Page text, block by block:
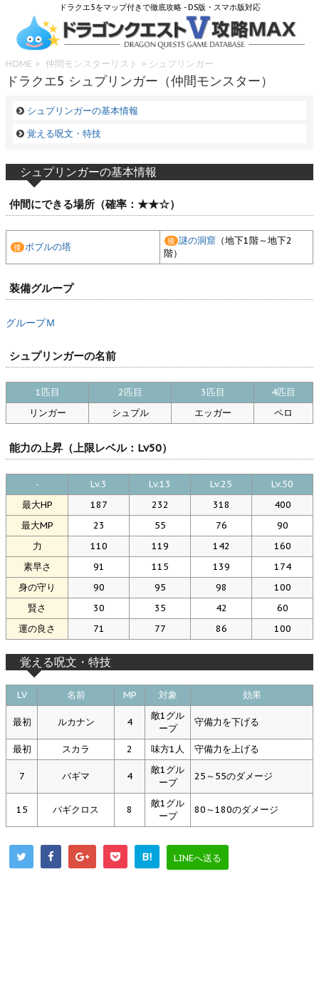
ドラクエ5をマップ付きで徹底攻略 - DS版・スマホ版対応
HOME > 仲間モンスターリスト > シュプリンガー
ドラクエ5 シュプリンガー（仲間モンスター）
シュプリンガーの基本情報
覚える呪文・特技
シュプリンガーの基本情報
仲間にできる場所（確率：★★☆）
後 ボブルの塔 後 謎の洞窟 （地下1階～地下2
階）
装備グループ
グループＭ
シュプリンガーの名前
1匹目 2匹目 3匹目
4匹目
リンガー
シュプル エッガー ペロ
能力の上昇（上限レベル：Lv50）
- Lv.3 Lv.13 Lv.25
Lv.50
最大HP
187 232 318
400
最大MP
23 55 76
90
力
110 119 142
160
素早さ
91 115 139
174
身の守り
90 95 98
100
賢さ
30 35 42
60
運の良さ
71 77 86 100
覚える呪文・特技
LV 名前 MP 対象 効果
最初 ルカナン 4
敵1グル
ープ
守備力を下げる
最初 スカラ 2 味方1人 守備力を上げる
7 バギマ 4
敵1グル
ープ
25～55のダメージ
15 バギクロス 8
敵1グル
ープ
80～180のダメージ
B! LINEへ送る